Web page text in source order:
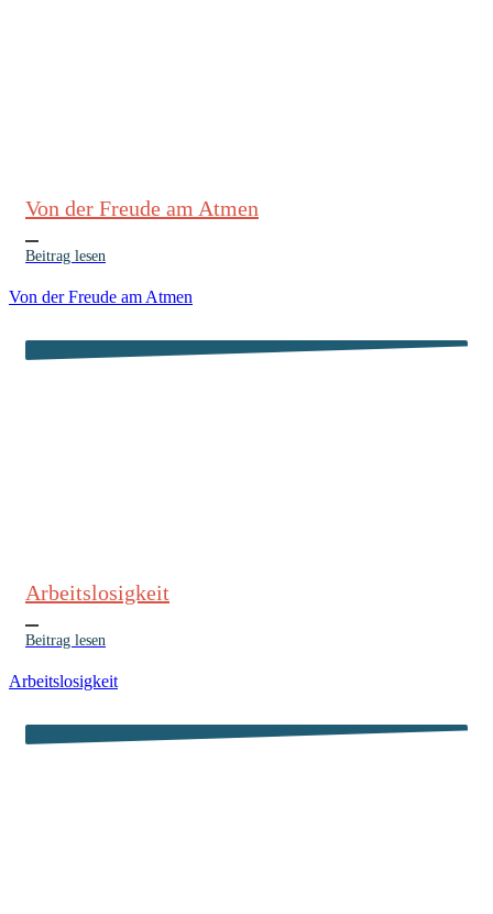
Von der Freude am Atmen
Beitrag lesen
Von der Freude am Atmen
Arbeitslosigkeit
Beitrag lesen
Arbeitslosigkeit